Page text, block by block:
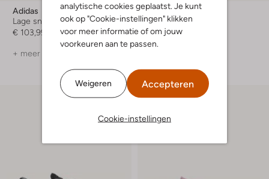
analytische cookies geplaatst. Je kunt
ook op "Cookie-instellingen" klikken
voor meer informatie of om jouw
voorkeuren aan te passen.
Weigeren Accepteren
Cookie-instellingen
Adidas
Lage sneakers
€ 103,99
+ meer kleuren
Adidas
Lage sneakers
€ 39,95